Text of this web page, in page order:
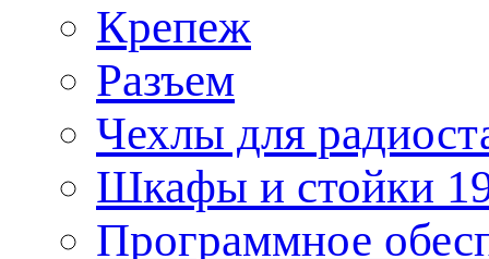
Крепеж
Разъем
Чехлы для
Шкафы и стойки
Программное